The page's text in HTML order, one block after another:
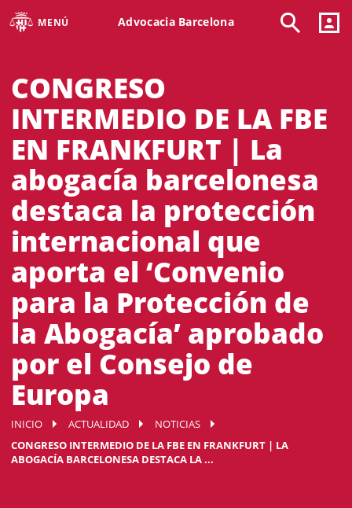
MENÚ Advocacia Barcelona
CONGRESO
INTERMEDIO DE LA FBE
EN FRANKFURT | La
abogacía barcelonesa
destaca la protección
internacional que
aporta el ‘Convenio
para la Protección de
la Abogacía’ aprobado
por el Consejo de
Europa
INICIO ACTUALIDAD
NOTICIAS
CONGRESO INTERMEDIO DE LA FBE EN FRANKFURT | LA
ABOGACÍA BARCELONESA DESTACA LA ...